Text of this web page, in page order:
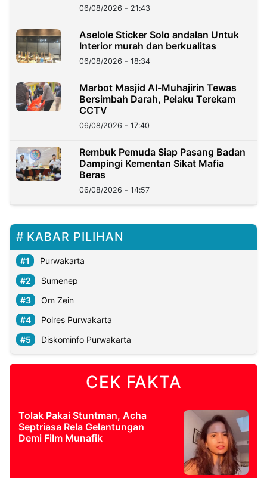
06/08/2026 - 21:43
Aselole Sticker Solo andalan Untuk
Interior murah dan berkualitas
06/08/2026 - 18:34
Marbot Masjid Al-Muhajirin Tewas
Bersimbah Darah, Pelaku Terekam
CCTV
06/08/2026 - 17:40
Rembuk Pemuda Siap Pasang Badan
Dampingi Kementan Sikat Mafia
Beras
06/08/2026 - 14:57
KABAR PILIHAN
Purwakarta
Sumenep
Om Zein
Polres Purwakarta
Diskominfo Purwakarta
CEK FAKTA
Tolak Pakai Stuntman, Acha
Septriasa Rela Gelantungan
Demi Film Munafik